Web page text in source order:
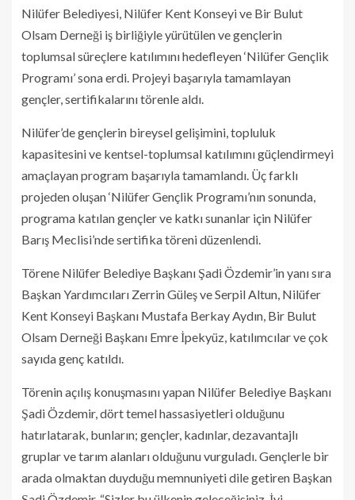
Nilüfer Belediyesi, Nilüfer Kent Konseyi ve Bir Bulut
Olsam Derneği iş birliğiyle yürütülen ve gençlerin
toplumsal süreçlere katılımını hedefleyen ‘Nilüfer Gençlik
Programı’ sona erdi. Projeyi başarıyla tamamlayan
gençler, sertifikalarını törenle aldı.
Nilüfer’de gençlerin bireysel gelişimini, topluluk
kapasitesini ve kentsel-toplumsal katılımını güçlendirmeyi
amaçlayan program başarıyla tamamlandı. Üç farklı
projeden oluşan ‘Nilüfer Gençlik Programı’nın sonunda,
programa katılan gençler ve katkı sunanlar için Nilüfer
Barış Meclisi’nde sertifika töreni düzenlendi.
Törene Nilüfer Belediye Başkanı Şadi Özdemir’in yanı sıra
Başkan Yardımcıları Zerrin Güleş ve Serpil Altun, Nilüfer
Kent Konseyi Başkanı Mustafa Berkay Aydın, Bir Bulut
Olsam Derneği Başkanı Emre İpekyüz, katılımcılar ve çok
sayıda genç katıldı.
Törenin açılış konuşmasını yapan Nilüfer Belediye Başkanı
Şadi Özdemir, dört temel hassasiyetleri olduğunu
hatırlatarak, bunların; gençler, kadınlar, dezavantajlı
gruplar ve tarım alanları olduğunu vurguladı. Gençlerle bir
arada olmaktan duyduğu memnuniyeti dile getiren Başkan